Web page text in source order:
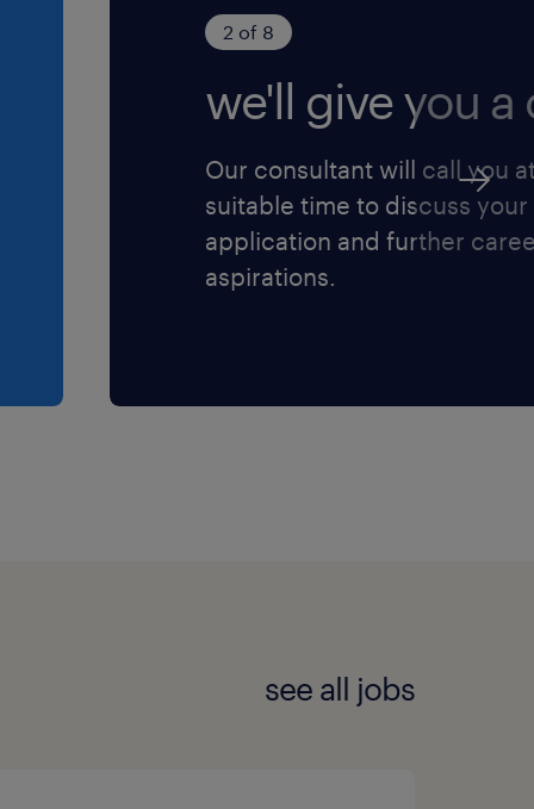
2 of 8
we'll give you a
Our consultant will call you
suitable time to discuss your
application and further
aspirations.
see all jobs